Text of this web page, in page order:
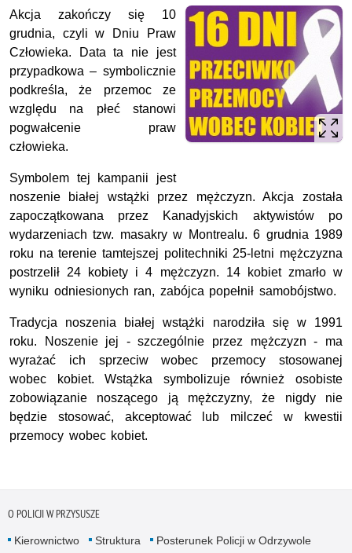
Akcja zakończy się 10
grudnia, czyli w Dniu Praw
Człowieka. Data ta nie jest
przypadkowa – symbolicznie
podkreśla, że przemoc ze
względu na płeć stanowi
pogwałcenie praw
człowieka.
Symbolem tej kampanii jest
noszenie białej wstążki przez mężczyzn. Akcja została
zapoczątkowana przez Kanadyjskich aktywistów po
wydarzeniach tzw. masakry w Montrealu. 6 grudnia 1989
roku na terenie tamtejszej politechniki 25-letni mężczyzna
postrzelił 24 kobiety i 4 mężczyzn. 14 kobiet zmarło w
wyniku odniesionych ran, zabójca popełnił samobójstwo.
Tradycja noszenia białej wstążki narodziła się w 1991
roku. Noszenie jej - szczególnie przez mężczyzn - ma
wyrażać ich sprzeciw wobec przemocy stosowanej
wobec kobiet. Wstążka symbolizuje również osobiste
zobowiązanie noszącego ją mężczyzny, że nigdy nie
będzie stosować, akceptować lub milczeć w kwestii
przemocy wobec kobiet.
O POLICJI W PRZYSUSZE
Kierownictwo Struktura
Posterunek Policji w Odrzywole